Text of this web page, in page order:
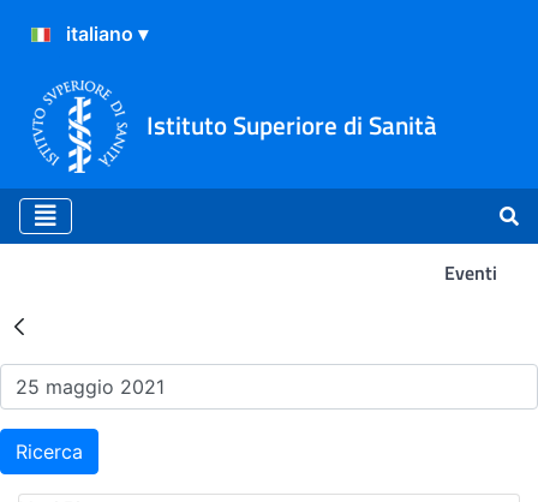
Istituto Superiore di Sanità
Eventi
Risultati della Ricerca -
Ricerca